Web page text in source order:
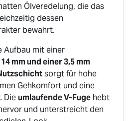
Ölveredelung, die das
dessen
bewahrt.
Aufbau mit einer
mm und einer 3,5 mm
sorgt für hohe
Gehkomfort und eine
Dieumlaufende V-Fuge hebt
und unterstreicht den